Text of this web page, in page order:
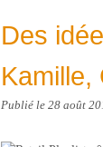
Des
Kamille,
Publié le 28 août